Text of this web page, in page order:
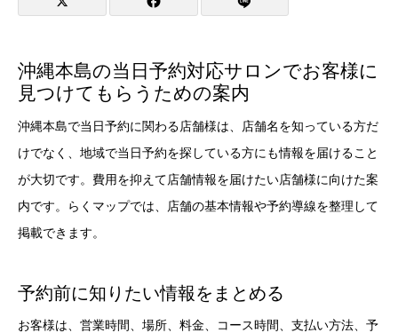
沖縄本島の当日予約対応サロンでお客様に
見つけてもらうための案内
沖縄本島で当日予約に関わる店舗様は、店舗名を知っている方だ
けでなく、地域で当日予約を探している方にも情報を届けること
が大切です。費用を抑えて店舗情報を届けたい店舗様に向けた案
内です。らくマップでは、店舗の基本情報や予約導線を整理して
掲載できます。
予約前に知りたい情報をまとめる
お客様は、営業時間、場所、料金、コース時間、支払い方法、予